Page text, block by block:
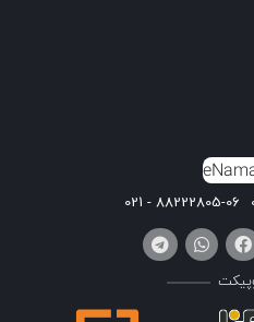
88222805-06 - 021